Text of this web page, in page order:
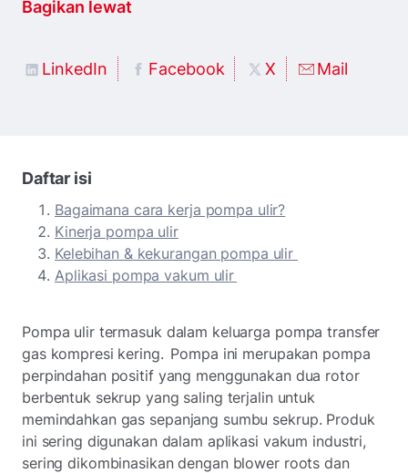
Bagikan lewat
LinkedIn Facebook X Mail
Daftar isi
Bagaimana cara kerja pompa ulir?
Kinerja pompa ulir
Kelebihan & kekurangan pompa ulir
Aplikasi pompa vakum ulir
Pompa ulir termasuk dalam keluarga pompa transfer
gas kompresi kering. Pompa ini merupakan pompa
perpindahan positif yang menggunakan dua rotor
berbentuk sekrup yang saling terjalin untuk
memindahkan gas sepanjang sumbu sekrup. Produk
ini sering digunakan dalam aplikasi vakum industri,
sering dikombinasikan dengan blower roots dan